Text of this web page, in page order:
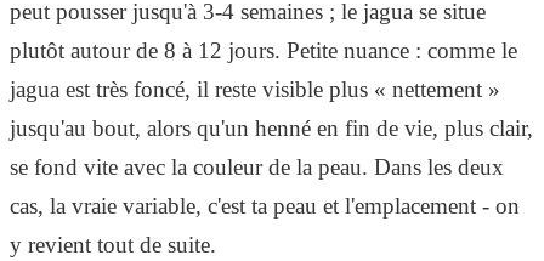
peut pousser jusqu'à 3-4 semaines ; le jagua se situe
plutôt autour de 8 à 12 jours. Petite nuance : comme le
jagua est très foncé, il reste visible plus « nettement »
jusqu'au bout, alors qu'un henné en fin de vie, plus clair,
se fond vite avec la couleur de la peau. Dans les deux
cas, la vraie variable, c'est ta peau et l'emplacement - on
y revient tout de suite.